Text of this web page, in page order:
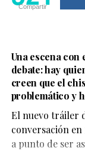
La boda del
de los eventos
cantante Carlos
ofreciera un
Compartir
Una escena con
debate: hay
creen que el
problemático y
El nuevo tráiler
conversación en
a punto de ser